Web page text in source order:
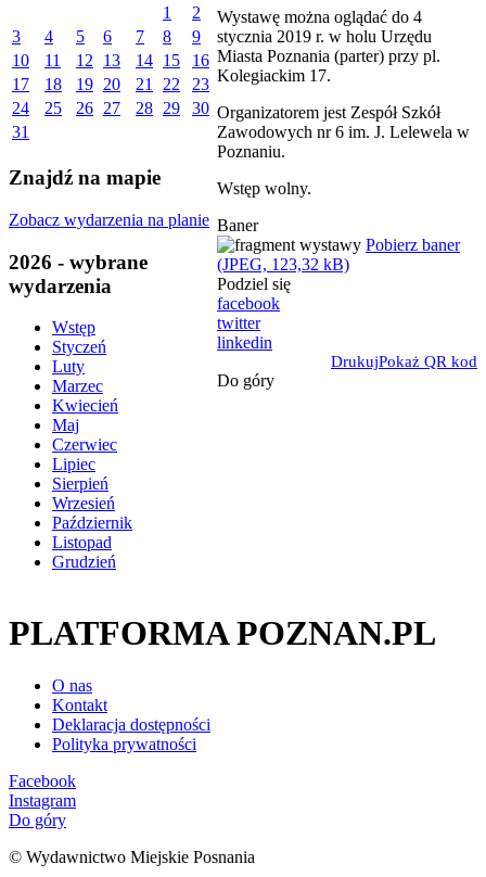
1
2
3
4 5 6 7 8
9
10
11 12 13 14 15
16
17
18 19 20 21 22
23
24
25 26 27 28 29
30
31
Znajdź na mapie
Zobacz wydarzenia na planie
2026 - wybrane
wydarzenia
Wstęp
Styczeń
Luty
Marzec
Kwiecień
Maj
Czerwiec
Lipiec
Sierpień
Wrzesień
Październik
Listopad
Grudzień
Wystawę można oglądać do 4
stycznia 2019 r. w holu Urzędu
Miasta Poznania (parter) przy pl.
Kolegiackim 17.
Organizatorem jest Zespół Szkół
Zawodowych nr 6 im. J. Lelewela w
Poznaniu.
Wstęp wolny.
Baner
Pobierz baner
(JPEG, 123,32 kB)
Podziel się
facebook
twitter
linkedin
DrukujPokaż QR kod
Do góry
PLATFORMA POZNAN.PL
O nas
Kontakt
Deklaracja dostępności
Polityka prywatności
Facebook
Instagram
Do góry
© Wydawnictwo Miejskie Posnania